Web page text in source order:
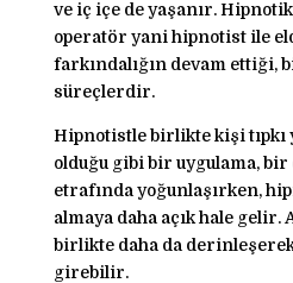
ve iç içe de yaşanır.
operatör yani hipnotist ile
farkındalığın devam ettiği,
süreçlerdir.
Hipnotistle birlikte kişi
olduğu gibi bir uygulama,
etrafında yoğunlaşırken,
almaya daha açık hale gelir.
birlikte daha da
girebilir.